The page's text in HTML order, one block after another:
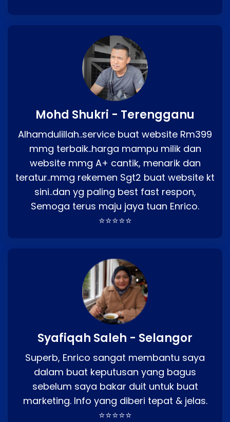
Mohd Shukri - Terengganu
Alhamdulillah..service buat website Rm399
mmg terbaik..harga mampu milik dan
website mmg A+ cantik, menarik dan
teratur..mmg rekemen Sgt2 buat website kt
sini..dan yg paling best fast respon,
Semoga terus maju jaya tuan Enrico.
⭐⭐⭐⭐⭐
Syafiqah Saleh - Selangor
Superb, Enrico sangat membantu saya
dalam buat keputusan yang bagus
sebelum saya bakar duit untuk buat
marketing. Info yang diberi tepat & jelas.
⭐⭐⭐⭐⭐